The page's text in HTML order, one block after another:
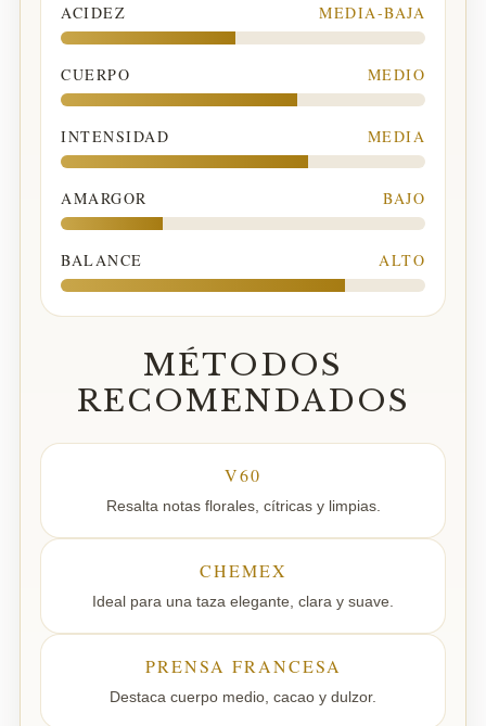
ACIDEZ MEDIA-BAJA
CUERPO MEDIO
INTENSIDAD MEDIA
AMARGOR BAJO
BALANCE ALTO
MÉTODOS
RECOMENDADOS
V60
Resalta notas florales, cítricas y limpias.
CHEMEX
Ideal para una taza elegante, clara y suave.
PRENSA FRANCESA
Destaca cuerpo medio, cacao y dulzor.